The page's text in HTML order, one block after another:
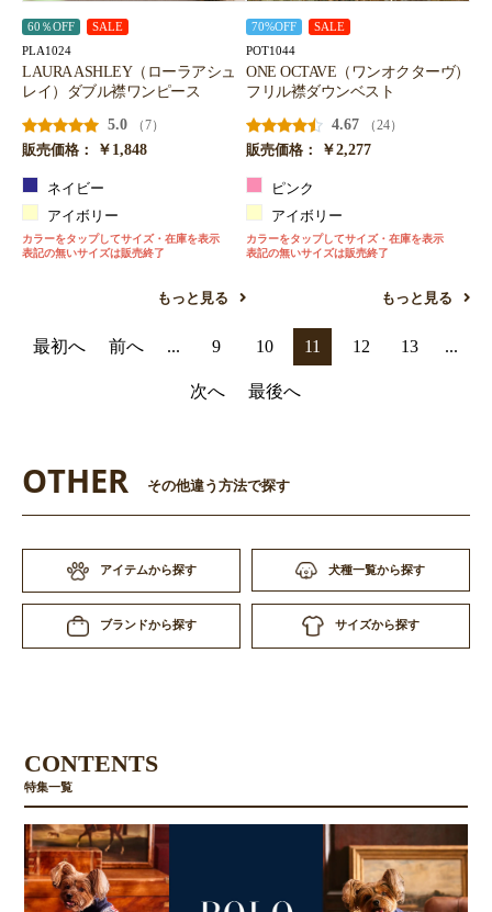
60％OFF SALE
PLA1024
LAURA ASHLEY（ローラアシュ
レイ）ダブル襟ワンピース
5.0
（7）
販売価格：
￥1,848
ネイビー
アイボリー
カラーをタップしてサイズ・在庫を表示
表記の無いサイズは販売終了
もっと見る
70%OFF SALE
POT1044
ONE OCTAVE（ワンオクターヴ）
フリル襟ダウンベスト
4.67
（24）
販売価格：
￥2,277
ピンク
アイボリー
カラーをタップしてサイズ・在庫を表示
表記の無いサイズは販売終了
もっと見る
最初へ 前へ ... 9 10 11 12 13 ...
次へ 最後へ
OTHER その他違う方法で探す
アイテムから探す 犬種一覧から探す
ブランドから探す サイズから探す
CONTENTS
特集一覧